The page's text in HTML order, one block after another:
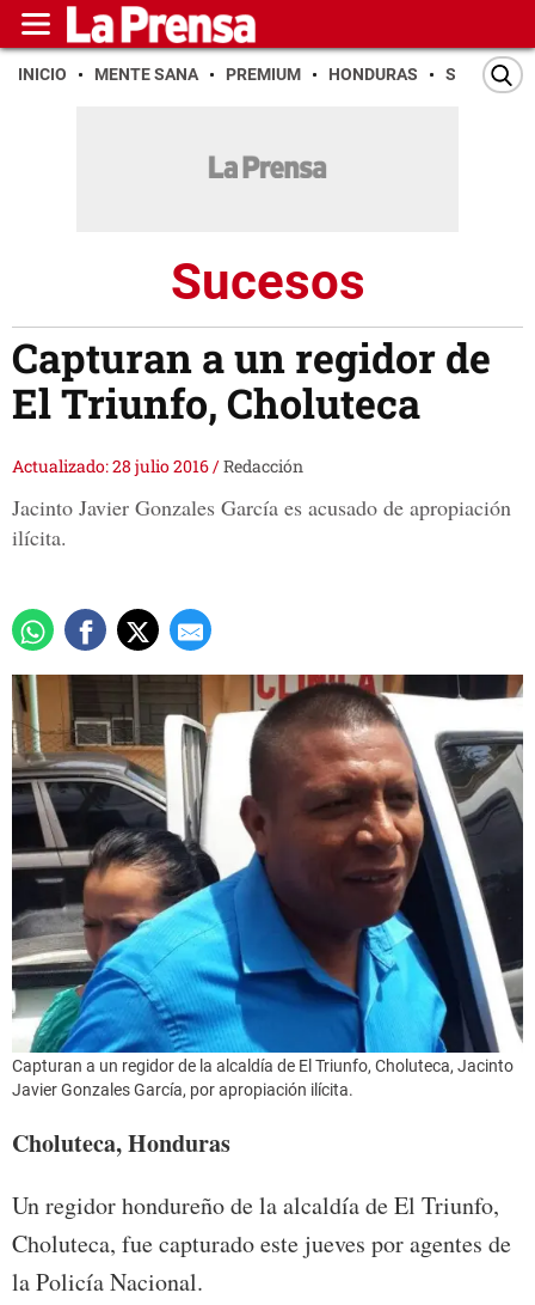
INICIO MENTE SANA PREMIUM HONDURAS SAN PEDRO
Sucesos
Capturan a un regidor de
El Triunfo, Choluteca
Actualizado: 28 julio 2016/Redacción
Jacinto Javier Gonzales García es acusado de apropiación
ilícita.
Capturan a un regidor de la alcaldía de El Triunfo, Choluteca, Jacinto
Javier Gonzales García, por apropiación ilícita.
Choluteca, Honduras
Un regidor hondureño de la alcaldía de El Triunfo,
Choluteca, fue capturado este jueves por agentes de
la Policía Nacional.